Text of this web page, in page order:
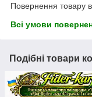
Повернення товару
Всі умови
Подібні товари